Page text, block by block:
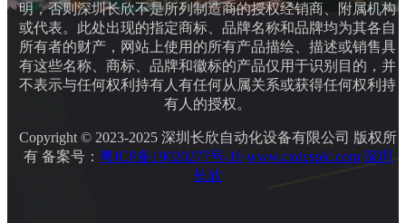
明，否则深圳长欣不是所列制造商的授权经销商、附属机构
或代表。此处出现的指定商标、品牌名称和品牌均为其各自
所有者的财产，网站上使用的所有产品描绘、描述或销售具
有这些名称、商标、品牌和徽标的产品仅用于识别目的，并
不表示与任何权利持有人有任何从属关系或获得任何权利持
有人的授权。
Copyright © 2023-2025 深圳长欣自动化设备有限公司 版权所
有 备案号： 粤ICP备19020277号-16 www.cxdcsplc.com 深圳
长欣